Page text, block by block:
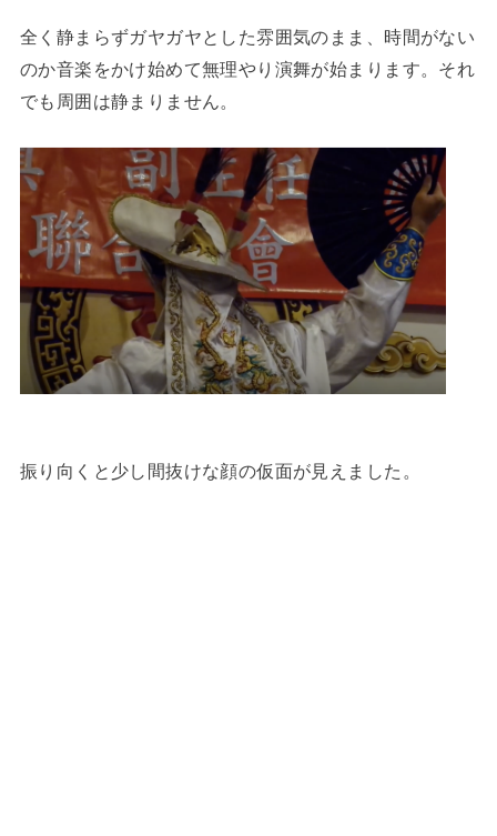
全く静まらずガヤガヤとした雰囲気のまま、時間がない
のか音楽をかけ始めて無理やり演舞が始まります。それ
でも周囲は静まりません。
振り向くと少し間抜けな顔の仮面が見えました。